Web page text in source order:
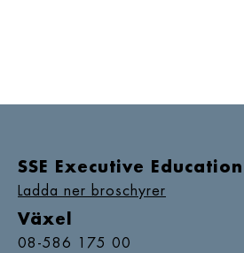
SSE Executive Education
Ladda ner broschyrer
Växel
08-586 175 00